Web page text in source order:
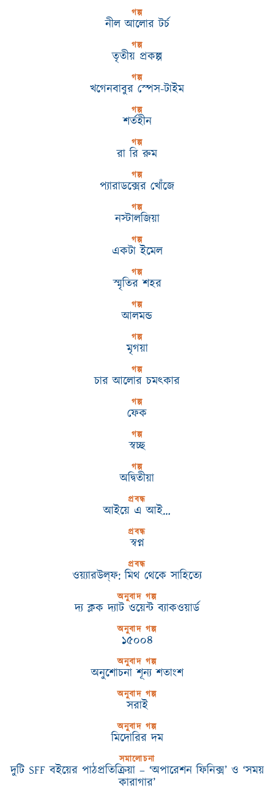
গল্প
নীল আলোর টর্চ
গল্প
তৃতীয় প্রকল্প
গল্প
খগেনবাবুর স্পেস-টাইম
গল্প
শর্তহীন
গল্প
রা রি রুম
গল্প
প্যারাডক্সের খোঁজে
গল্প
নস্টালজিয়া
গল্প
একটা ইমেল
গল্প
স্মৃতির শহর
গল্প
আলমন্ড
গল্প
মৃগয়া
গল্প
চার আলোর চমৎকার
গল্প
ফেক
গল্প
স্বচ্ছ
গল্প
অদ্বিতীয়া
প্রবন্ধ
আইয়ে এ আই…
প্রবন্ধ
স্বপ্ন
প্রবন্ধ
ওয়্যারউল্‌ফ: মিথ থেকে সাহিত্যে
অনুবাদ গল্প
দ্য ক্লক দ্যাট ওয়েন্ট ব্যাকওয়ার্ড
অনুবাদ গল্প
১৫০০৪
অনুবাদ গল্প
অনুশোচনা শূন্য শতাংশ
অনুবাদ গল্প
সরাই
অনুবাদ গল্প
মিদোরির দম
সমালোচনা
দুটি SFF বইয়ের পাঠপ্রতিক্রিয়া – ‘অপারেশন ফিনিক্স’ ও ‘সময়
কারাগার’